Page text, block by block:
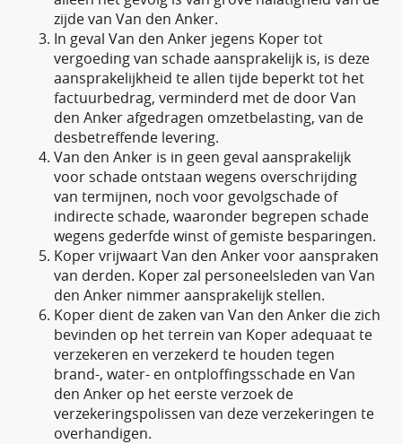
zijde van Van den Anker.
In geval Van den Anker jegens Koper tot
vergoeding van schade aansprakelijk is, is deze
aansprakelijkheid te allen tijde beperkt tot het
factuurbedrag, verminderd met de door Van
den Anker afgedragen omzetbelasting, van de
desbetreffende levering.
Van den Anker is in geen geval aansprakelijk
voor schade ontstaan wegens overschrijding
van termijnen, noch voor gevolgschade of
indirecte schade, waaronder begrepen schade
wegens gederfde winst of gemiste besparingen.
Koper vrijwaart Van den Anker voor aanspraken
van derden. Koper zal personeelsleden van Van
den Anker nimmer aansprakelijk stellen.
Koper dient de zaken van Van den Anker die zich
bevinden op het terrein van Koper adequaat te
verzekeren en verzekerd te houden tegen
brand-, water- en ontploffingsschade en Van
den Anker op het eerste verzoek de
verzekeringspolissen van deze verzekeringen te
overhandigen.